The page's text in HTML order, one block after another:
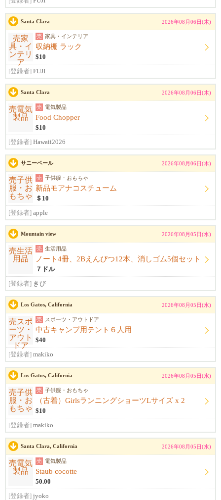
Santa Clara 2026年08月06日(木)
売 家具・インテリア
収納棚 ラック
$10
[登録者] FUJI
Santa Clara 2026年08月06日(木)
売 電気製品
Food Chopper
$10
[登録者] Hawaii2026
サニーベール 2026年08月06日(木)
売 子供服・おもちゃ
新品モアナコスチューム
＄10
[登録者] apple
Mountain view 2026年08月05日(水)
売 生活用品
ノート4冊、2Bえんぴつ12本、消しゴム5個セット
７ドル
[登録者] きび
Los Gatos, California 2026年08月05日(水)
売 スポーツ・アウトドア
中古キャンプ用テント６人用
$40
[登録者] makiko
Los Gatos, California 2026年08月05日(水)
売 子供服・おもちゃ
（古着）GirlsランニングショーツLサイズ x 2
$10
[登録者] makiko
Santa Clara, California 2026年08月05日(水)
売 電気製品
Staub cocotte
50.00
[登録者] jyoko